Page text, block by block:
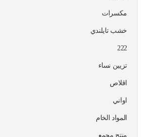
مكسرات
خشب تايلندي
222
تزيين نساء
اقلاص
اواني
المواد الخام
منتج مجمع